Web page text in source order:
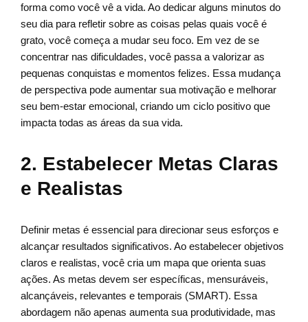
forma como você vê a vida. Ao dedicar alguns minutos do
seu dia para refletir sobre as coisas pelas quais você é
grato, você começa a mudar seu foco. Em vez de se
concentrar nas dificuldades, você passa a valorizar as
pequenas conquistas e momentos felizes. Essa mudança
de perspectiva pode aumentar sua motivação e melhorar
seu bem-estar emocional, criando um ciclo positivo que
impacta todas as áreas da sua vida.
2. Estabelecer Metas Claras
e Realistas
Definir metas é essencial para direcionar seus esforços e
alcançar resultados significativos. Ao estabelecer objetivos
claros e realistas, você cria um mapa que orienta suas
ações. As metas devem ser específicas, mensuráveis,
alcançáveis, relevantes e temporais (SMART). Essa
abordagem não apenas aumenta sua produtividade, mas